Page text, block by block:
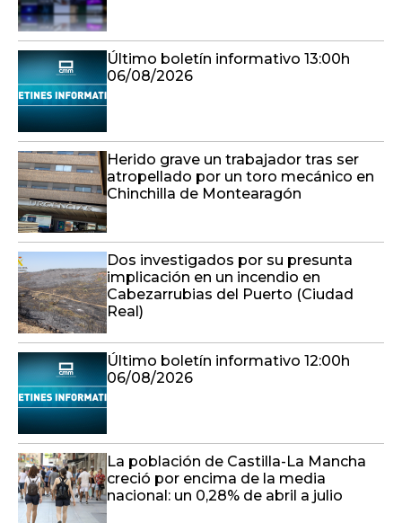
Último boletín informativo 13:00h
06/08/2026
Herido grave un trabajador tras ser
atropellado por un toro mecánico en
Chinchilla de Montearagón
Dos investigados por su presunta
implicación en un incendio en
Cabezarrubias del Puerto (Ciudad
Real)
Último boletín informativo 12:00h
06/08/2026
La población de Castilla-La Mancha
creció por encima de la media
nacional: un 0,28% de abril a julio